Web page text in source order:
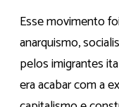
Esse movimento
anarquismo,
pelos imigrantes
era acabar com a